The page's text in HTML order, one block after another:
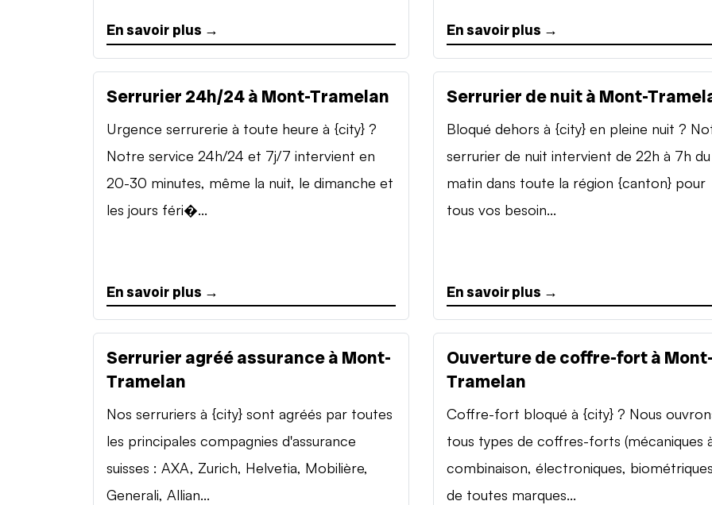
En savoir plus → En savoir plus →
Serrurier 24h/24 à Mont-Tramelan
Urgence serrurerie à toute heure à {city} ?
Notre service 24h/24 et 7j/7 intervient en
20-30 minutes, même la nuit, le dimanche et
les jours féri�...
En savoir plus →
Serrurier de nuit à Mont-
Bloqué dehors à {city} en pleine nuit ?
serrurier de nuit intervient de 22h à 7h du
matin dans toute la région {canton} pour
tous vos besoin...
En savoir plus →
Serrurier agréé assurance à Mont-
Tramelan
Nos serruriers à {city} sont agréés par toutes
les principales compagnies d'assurance
suisses : AXA, Zurich, Helvetia, Mobilière,
Generali, Allian...
Ouverture de coffre-fort à
Tramelan
Coffre-fort bloqué à {city} ? Nous
tous types de coffres-forts (mécaniques
combinaison, électroniques,
de toutes marques...